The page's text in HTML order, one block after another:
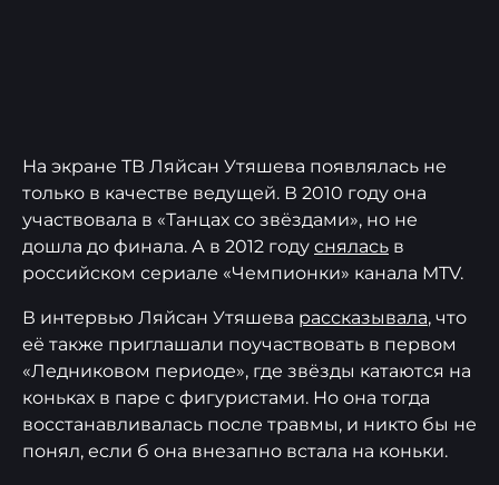
На экране ТВ Ляйсан Утяшева появлялась не
только в качестве ведущей. В 2010 году она
участвовала в «Танцах со звёздами», но не
дошла до финала. А в 2012 году снялась в
российском сериале «Чемпионки» канала MTV.
В интервью Ляйсан Утяшева рассказывала, что
её также приглашали поучаствовать в первом
«Ледниковом периоде», где звёзды катаются на
коньках в паре с фигуристами. Но она тогда
восстанавливалась после травмы, и никто бы не
понял, если б она внезапно встала на коньки.